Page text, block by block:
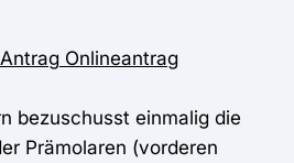
Antrag Onlineantrag
bezuschusst einmalig die
Prämolaren (vorderen